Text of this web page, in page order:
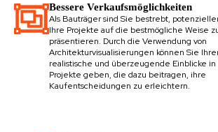
Bessere Verkaufsmöglichkeiten
Als Bauträger sind Sie bestrebt,
Ihre Projekte auf die bestmögliche Weise
präsentieren. Durch die Verwendung von
Architekturvisualisierungen können Sie
realistische und überzeugende Einblicke in
Projekte geben, die dazu beitragen, ihre
Kaufentscheidungen zu erleichtern.